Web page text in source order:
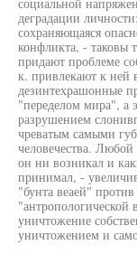
деградации
сохраняющаяся
конфликта, - таковы
придают проблеме
к. привлекают к ней
дезинтехрашонные
"переделом мира", а
разрушением
чреватым самыми
человечества.
он ни возникал и
принимал, -
"бунта веаей"
"антропологической
уничтожение
уничтожением и